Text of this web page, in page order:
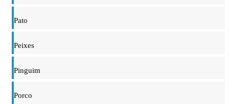
Pato
Peixes
Pinguim
Porco